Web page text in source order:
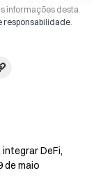
informações desta
responsabilidade.
DeFi,
de maio